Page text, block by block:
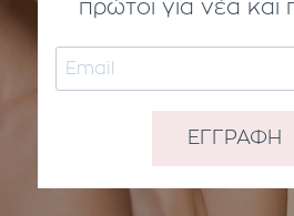
πρώτοι για νέα
ΕΓΓΡΑΦΗ